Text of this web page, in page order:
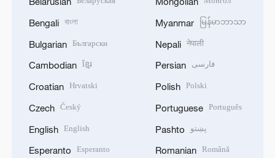
Bengali বাংলা
Bulgarian Български
Cambodian ខ្មែរ
Croatian Hrvatski
Czech Český
English English
Esperanto Esperanto
Myanmar မြန်မာဘာသာ
Nepali नेपाली
Persian فارسی
Polish Polski
Portuguese Português
Pashto پښتو
Romanian Română